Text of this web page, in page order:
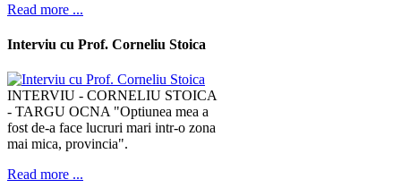
Read more ...
Interviu cu Prof. Corneliu Stoica
INTERVIU - CORNELIU STOICA
- TARGU OCNA "Optiunea mea a
fost de-a face lucruri mari intr-o zona
mai mica, provincia".
Read more ...